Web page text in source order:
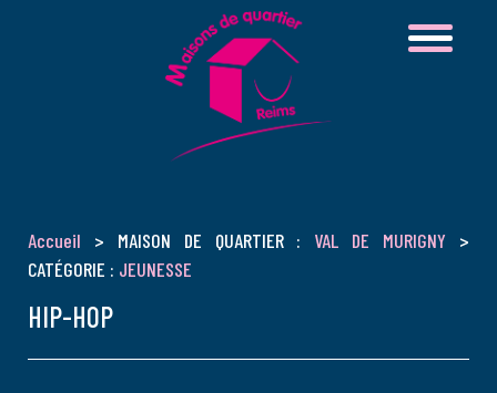
Accueil > MAISON DE QUARTIER : VAL DE MURIGNY >
CATÉGORIE : JEUNESSE
HIP-HOP